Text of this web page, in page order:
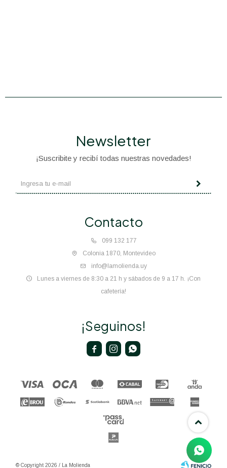
Contacto
099 132 177
Colonia 1870, Montevideo
info@lamolienda.uy
Lunes a viernes de 8:30 a 21 h y sábados de 9 a 17 h. ¡Con
cafetería!
Newsletter
¡Suscribite y recibí todas nuestras novedades!
¡Seguinos!
  
© Copyright 2026 / La Molienda